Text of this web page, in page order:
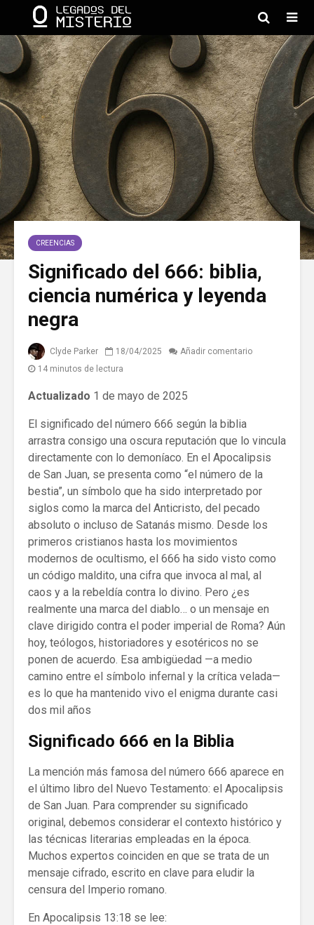
CREENCIAS
Significado del 666: biblia,
ciencia numérica y leyenda
negra
Clyde Parker 18/04/2025
Añadir comentario
14 minutos de lectura
Actualizado 1 de mayo de 2025
El significado del número 666 según la biblia
arrastra consigo una oscura reputación que lo vincula
directamente con lo demoníaco. En el Apocalipsis
de San Juan, se presenta como “el número de la
bestia”, un símbolo que ha sido interpretado por
siglos como la marca del Anticristo, del pecado
absoluto o incluso de Satanás mismo. Desde los
primeros cristianos hasta los movimientos
modernos de ocultismo, el 666 ha sido visto como
un código maldito, una cifra que invoca al mal, al
caos y a la rebeldía contra lo divino. Pero ¿es
realmente una marca del diablo… o un mensaje en
clave dirigido contra el poder imperial de Roma? Aún
hoy, teólogos, historiadores y esotéricos no se
ponen de acuerdo. Esa ambigüedad —a medio
camino entre el símbolo infernal y la crítica velada—
es lo que ha mantenido vivo el enigma durante casi
dos mil años
Significado 666 en la Biblia
La mención más famosa del número 666 aparece en
el último libro del Nuevo Testamento: el Apocalipsis
de San Juan. Para comprender su significado
original, debemos considerar el contexto histórico y
las técnicas literarias empleadas en la época.
Muchos expertos coinciden en que se trata de un
mensaje cifrado, escrito en clave para eludir la
censura del Imperio romano.
En Apocalipsis 13:18 se lee: